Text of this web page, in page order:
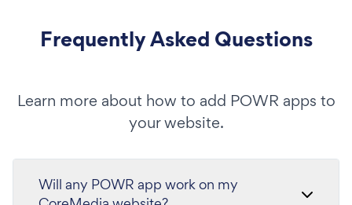
Frequently Asked Questions
Learn more about how to add POWR apps to
your website.
Will any POWR app work on my